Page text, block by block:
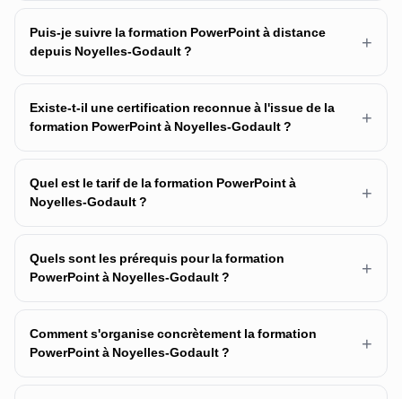
Puis-je suivre la formation PowerPoint à distance
depuis Noyelles-Godault ?
+
Existe-t-il une certification reconnue à l'issue de la
formation PowerPoint à Noyelles-Godault ?
+
Quel est le tarif de la formation PowerPoint à
Noyelles-Godault ?
+
Quels sont les prérequis pour la formation
PowerPoint à Noyelles-Godault ?
+
Comment s'organise concrètement la formation
PowerPoint à Noyelles-Godault ?
+